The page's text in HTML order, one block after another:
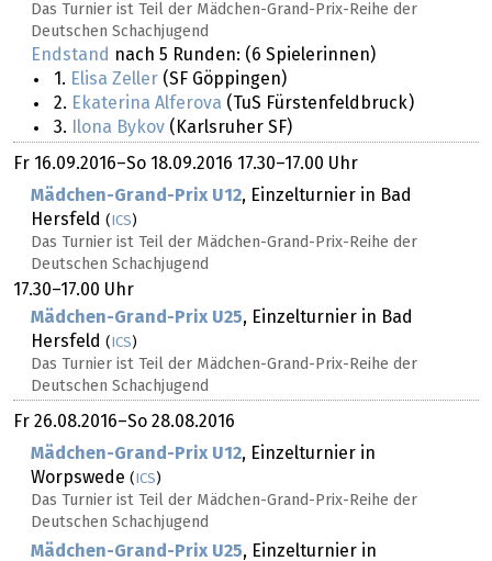
Das Turnier ist Teil der Mädchen-Grand-Prix-Reihe der
Deutschen Schachjugend
Endstand nach 5 Runden: (6 Spielerinnen)
1. Elisa Zeller(SF Göppingen)
2. Ekaterina Alferova (TuS Fürstenfeldbruck)
3.
Ilona Bykov(Karlsruher SF)
Fr 16.09.2016–So 18.09.2016 17.30–17.00 Uhr
Mädchen-Grand-Prix U12, Einzelturnier in Bad
Hersfeld ( ICS)
Das Turnier ist Teil der Mädchen-Grand-Prix-Reihe der
Deutschen Schachjugend
17.30–17.00 Uhr
Mädchen-Grand-Prix U25, Einzelturnier in Bad
Hersfeld ( ICS)
Das Turnier ist Teil der Mädchen-Grand-Prix-Reihe der
Deutschen Schachjugend
Fr 26.08.2016–So 28.08.2016
Mädchen-Grand-Prix U12, Einzelturnier in
Worpswede ( ICS)
Das Turnier ist Teil der Mädchen-Grand-Prix-Reihe der
Deutschen Schachjugend
Mädchen-Grand-Prix U25, Einzelturnier in